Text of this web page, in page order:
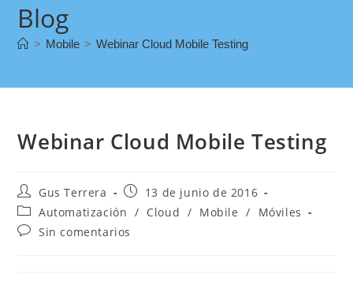
Blog
> Mobile > Webinar Cloud Mobile Testing
Webinar Cloud Mobile Testing
Gus Terrera
13 de junio de 2016
Automatización / Cloud / Mobile /
Móviles
Sin comentarios